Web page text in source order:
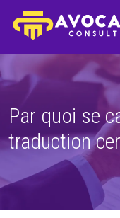
Par quoi se
traduction